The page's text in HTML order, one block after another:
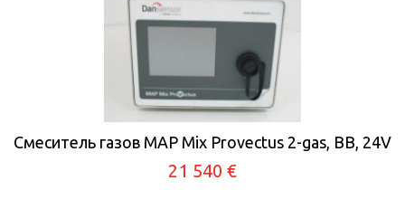
Смеситель газов MAP Mix Provectus 2-gas, BB, 24V
21 540 €